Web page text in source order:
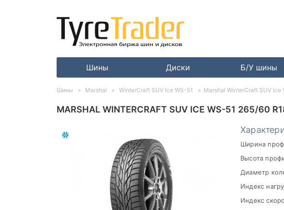
Шины Диски Б/У шины
MARSHAL WINTERCRAFT SUV ICE WS-51 265/60
Ширина
Высота
Диаметр
Индекс
Индекс
Шины Marshal WinterCraft SUV Ice WS-51 Marshal WinterCraft SUV Ice